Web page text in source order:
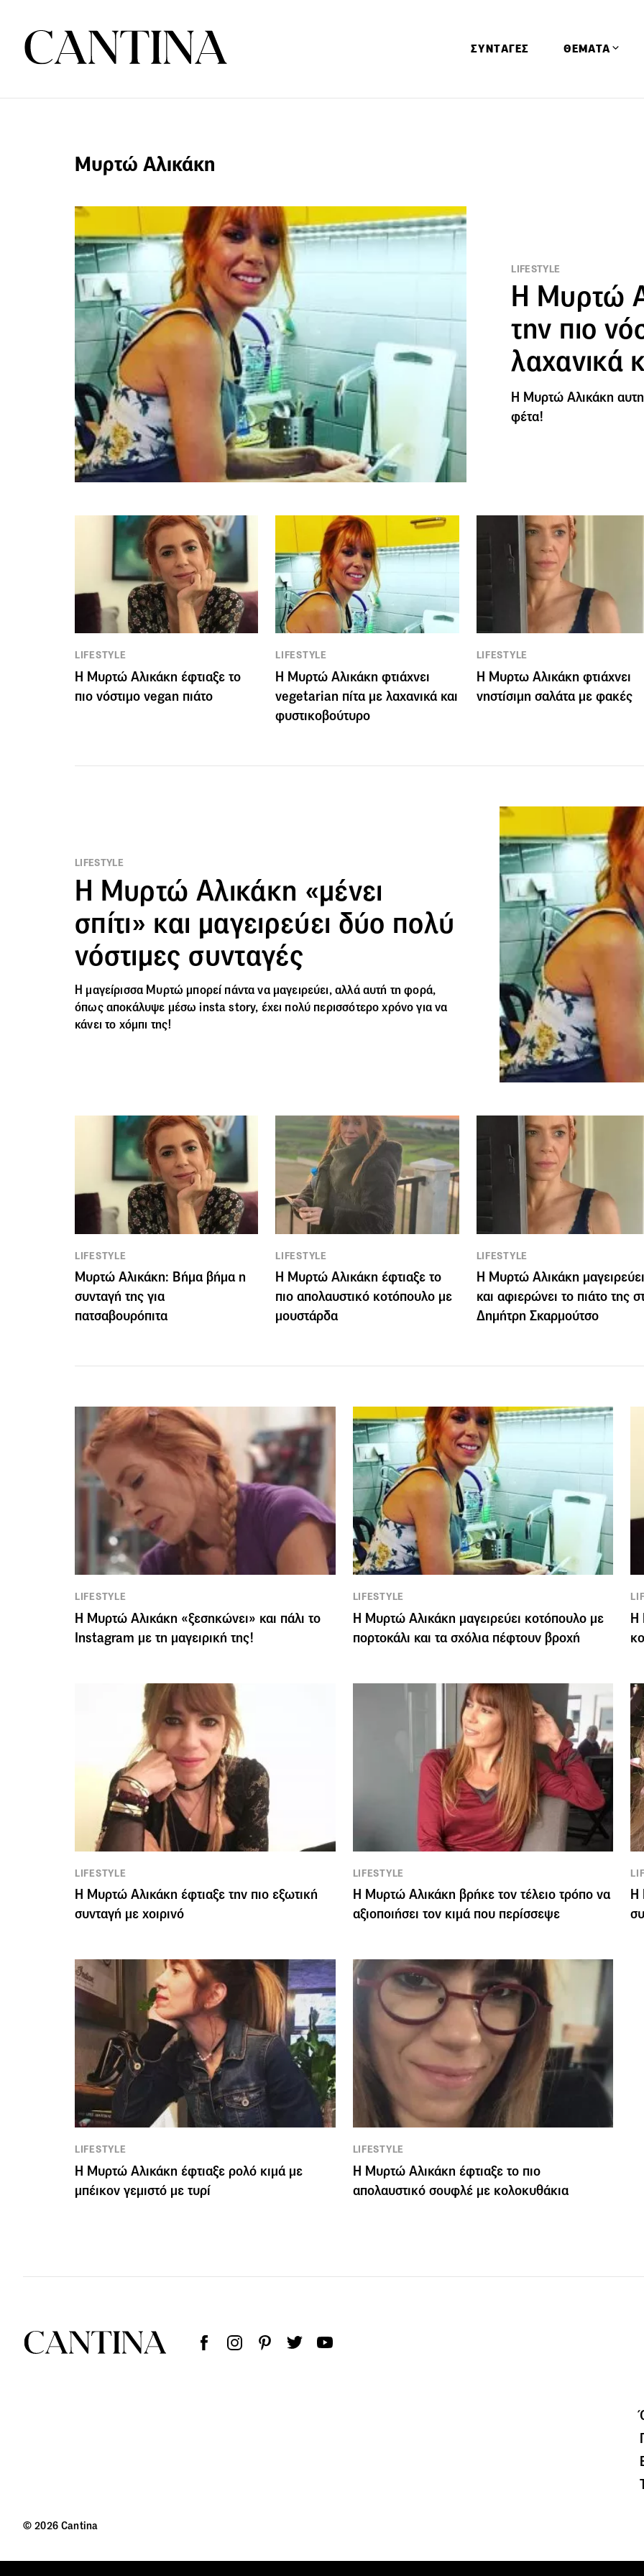
ΣΥΝΤΑΓΕΣ ΘΕΜΑΤΑ
Μυρτώ Αλικάκη
LIFESTYLE
Η Μυρτώ
την πιο
λαχανικά
Η Μυρτώ Αλικάκη αυτη
φέτα!
LIFESTYLE
Η Μυρτώ Αλικάκη έφτιαξε το
πιο νόστιμο vegan πιάτο
LIFESTYLE
Η Μυρτώ Αλικάκη φτιάχνει
vegetarian πίτα με λαχανικά και
φυστικοβούτυρο
LIFESTYLE
H Μυρτω Αλικάκη φτιάχνει
νηστίσιμη σαλάτα με φακές
LIFESTYLE
Η Μυρτώ Αλικάκη «μένει
σπίτι» και μαγειρεύει δύο πολύ
νόστιμες συνταγές
Η μαγείρισσα Μυρτώ μπορεί πάντα να μαγειρεύει, αλλά αυτή τη φορά,
όπως αποκάλυψε μέσω insta story, έχει πολύ περισσότερο χρόνο για να
κάνει το χόμπι της!
LIFESTYLE
Μυρτώ Αλικάκη: Βήμα βήμα η
συνταγή της για
πατσαβουρόπιτα
LIFESTYLE
Η Μυρτώ Αλικάκη έφτιαξε το
πιο απολαυστικό κοτόπουλο με
μουστάρδα
LIFESTYLE
H Μυρτώ Αλικάκη μαγειρεύει
και αφιερώνει το πιάτο της
Δημήτρη Σκαρμούτσο
LIFESTYLE
Η Μυρτώ Αλικάκη «ξεσηκώνει» και πάλι το
Instagram με τη μαγειρική της!
LIFESTYLE
Η Μυρτώ Αλικάκη μαγειρεύει κοτόπουλο με
πορτοκάλι και τα σχόλια πέφτουν βροχή
Η
LIFESTYLE
Η Μυρτώ Αλικάκη έφτιαξε την πιο εξωτική
συνταγή με χοιρινό
LIFESTYLE
Η Μυρτώ Αλικάκη βρήκε τον τέλειο τρόπο να
αξιοποιήσει τον κιμά που περίσσεψε
Η
LIFESTYLE
Η Μυρτώ Αλικάκη έφτιαξε ρολό κιμά με
μπέικον γεμιστό με τυρί
LIFESTYLE
Η Μυρτώ Αλικάκη έφτιαξε το πιο
απολαυστικό σουφλέ με κολοκυθάκια
© 2026 Cantina